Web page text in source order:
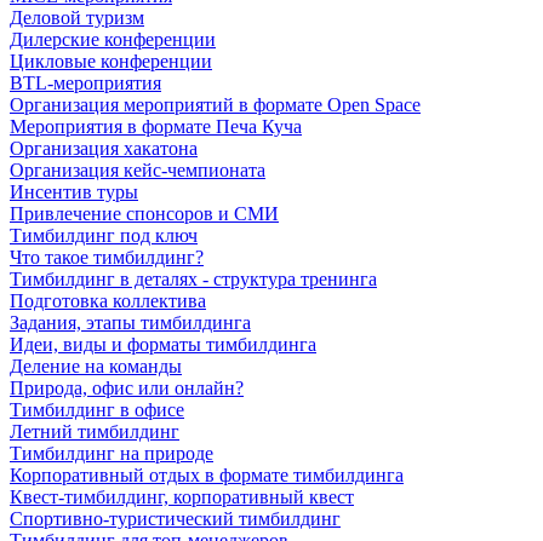
Деловой туризм
Дилерские конференции
Цикловые конференции
BTL-мероприятия
Организация мероприятий в формате Open Space
Мероприятия в формате Печа Куча
Организация хакатона
Организация кейс-чемпионата
Инсентив туры
Привлечение спонсоров и СМИ
Тимбилдинг под ключ
Что такое тимбилдинг?
Тимбилдинг в деталях - структура тренинга
Подготовка коллектива
Задания, этапы тимбилдинга
Идеи, виды и форматы тимбилдинга
Деление на команды
Природа, офис или онлайн?
Тимбилдинг в офисе
Летний тимбилдинг
Тимбилдинг на природе
Корпоративный отдых в формате тимбилдинга
Квест-тимбилдинг, корпоративный квест
Спортивно-туристический тимбилдинг